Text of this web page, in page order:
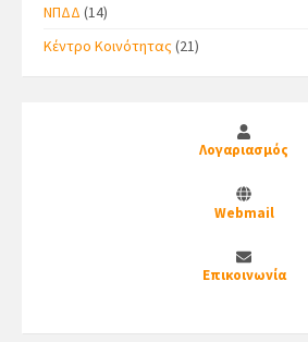
ΝΠΔΔ (14)
Κέντρο Κοινότητας(21)
Λογαριασμός
Webmail
Επικοινωνία